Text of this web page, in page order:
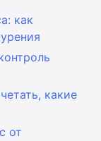
как
какие
от